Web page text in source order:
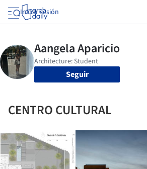
Iniciar sesión
Seguir
CENTRO CULTURAL